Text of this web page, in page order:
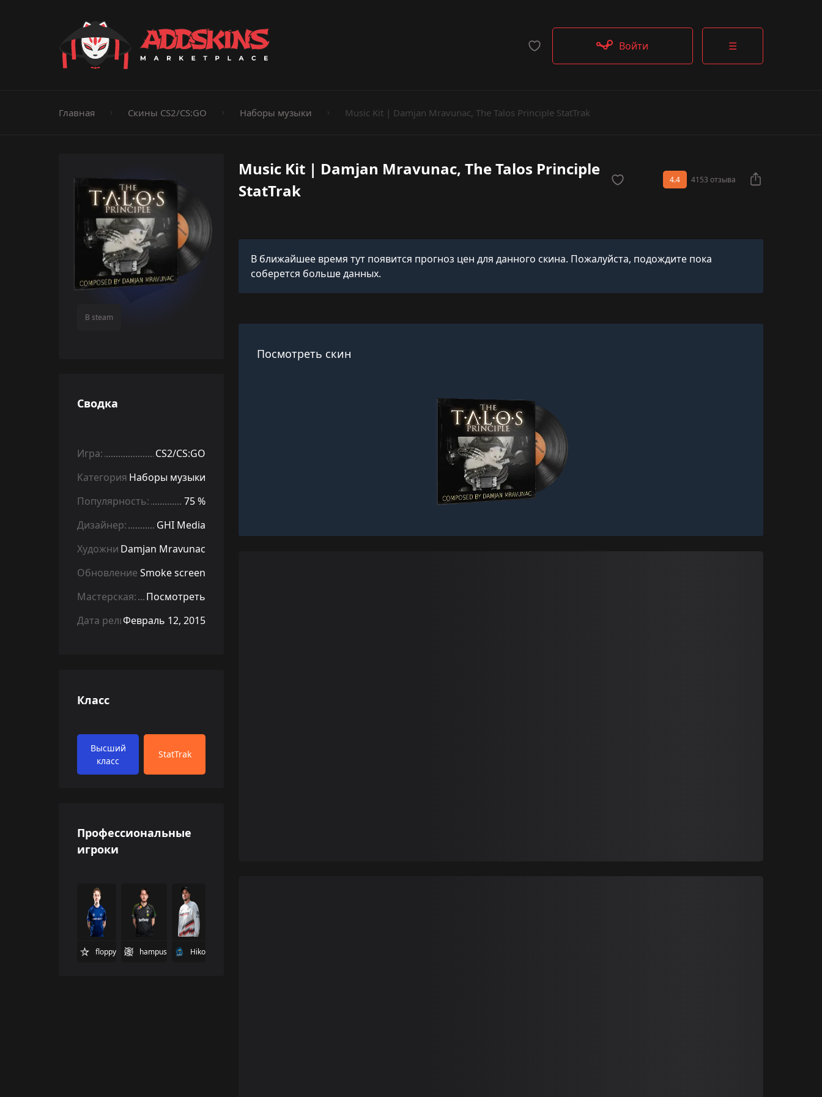
☰
Пистолеты
Ножи
Штурмовые винтовки
Войти
Главная Скины CS2/CS:GO Наборы музыки Music Kit | Damjan Mravunac, The Talos Principle StatTrak
Music Kit | Damjan Mravunac, The Talos Principle
StatTrak
4.4 4153 отзыва
В steam
В ближайшее время тут появится прогноз цен для данного скина. Пожалуйста, подождите пока
соберется больше данных.
Посмотреть скин
Сводка
Игра:
CS2/CS:GO
Категория: Наборы музыки
Популярность:
75 %
Дизайнер:
GHI Media
Художник:Damjan Mravunac
Обновление: Smoke screen
Мастерская:
Посмотреть
Дата релиза:Февраль 12, 2015
Класс
Высший
класс
StatTrak
Профессиональные
игроки
floppy hampus Hiko